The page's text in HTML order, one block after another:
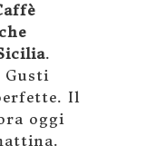
.
Gusti
Il
oggi